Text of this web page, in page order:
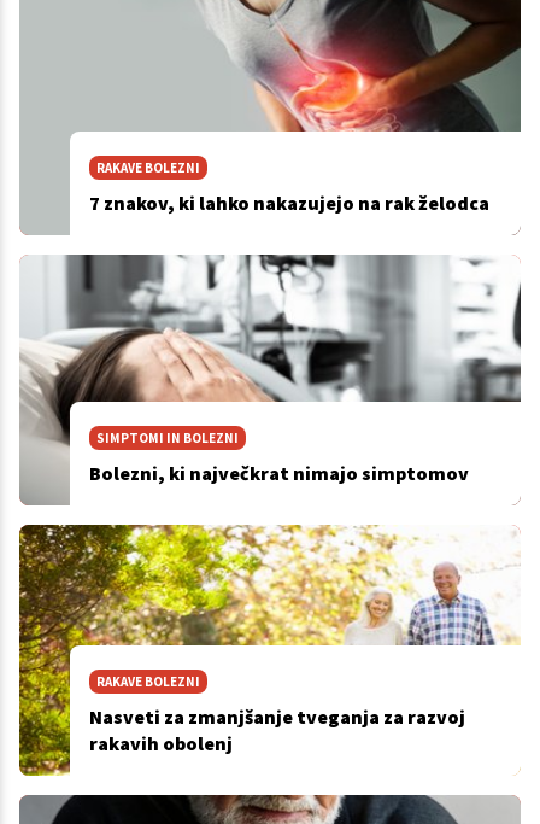
RAKAVE BOLEZNI
7 znakov, ki lahko nakazujejo na rak želodca
SIMPTOMI IN BOLEZNI
Bolezni, ki največkrat nimajo simptomov
RAKAVE BOLEZNI
Nasveti za zmanjšanje tveganja za razvoj
rakavih obolenj